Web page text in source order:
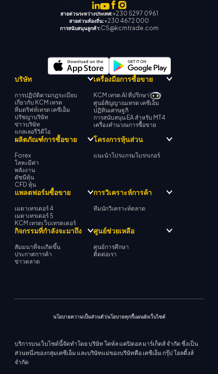
สายด่วนระหว่างประเทศ:+230 5297 0961
สายด่วนท้องถิ่น:+230 4672 000
การสนับสนุนลูกค้า:CS@kcmtrade.com
บริษัท
การปฏิบัติตามกฎระเบียบ
เกี่ยวกับ KCM เทรด
ทีมดริฟท์เทรด เคซีเอ็ม
ปรัชญาบริษัท
ข่าวบริษัท
แกลเลอรีวิดีโอ
เครื่องมือการซื้อขาย
KCM เทรด AI ที่ปรึกษา
ศูนย์สัญญาณเทรด เคซีเอ็ม
ปฏิทินเศรษฐกิ
การสนับสนุน EA สำหรับ MT4
เครื่องคำนวณการซื้อขาย
ผลิตภัณฑ์การซื้อขาย
Forex
โลหะมีค่า
พลังงาน
ดัชนีหุ้น
CFD หุ้น
โครงการหุ้นส่วน
แนะนำโปรแกรมโบรกเกอร์
แพลตฟอร์มซื้อขาย
เมตาเทรเดอร์ 4
เมตาเทรเดอร์ 5
KCM เทรดเว็บเทรดเดอร์
การวิเคราะห์การค้า
ทีมนักวิเคราะห์ตลาด
กิจกรรมที่กำลังจะมาถึง
สัมมนาที่จะเกิดขึ้น
ประกาศการค้า
ข่าวตลาด
ศูนย์ช่วยเหลือ
ศูนย์การศึกษา
ติดต่อเรา
นโยบายความเป็นส่วนตัวนโยบายคุกกี้ แผนผังเว็บไซต์
บริการบนเว็บไซต์นี้จัดทำโดย บริษัท โคห์ล แคปิตอล มาร์เก็ตส์ จำกัด ซึ่งเป็น
ส่วนหนึ่งของกลุ่มเคซีเอ็ม และบริษัทแม่ของบริษัทคือ เคซีเอ็ม กรุ๊ป โฮลดิ้งส์
จำกัด